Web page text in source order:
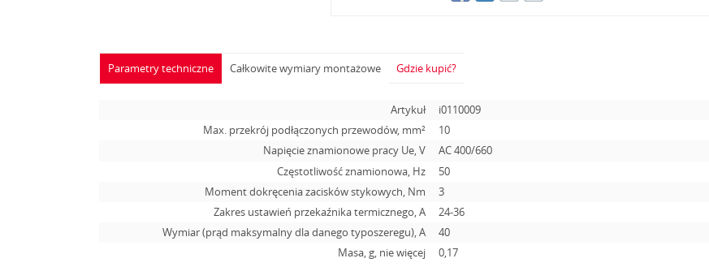
Parametry techniczne
Artykuł
i0110009
Max. przekrój podłączonych przewodów, mm²
10
Napięcie znamionowe pracy Ue, V
АС 400/660
Częstotliwość znamionowa, Hz
50
Moment dokręcenia zacisków stykowych, Nm
3
Zakres ustawień przekaźnika termicznego, A
24-36
Wymiar (prąd maksymalny dla danego typoszeregu), A
40
Masa, g, nie więcej
0,17
Całkowite wymiary montażowe Gdzie kupić?